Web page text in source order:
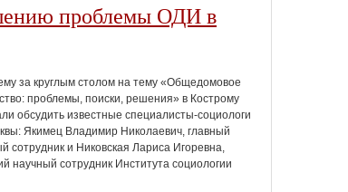
проблемы ОДИ в
за круглым столом на тему «Общедомовое
проблемы, поиски, решения» в Кострому
обсудить известные специалисты-социологи
Якимец Владимир Николаевич, главный
сотрудник и Никовская Лариса Игоревна,
научный сотрудник Института социологии